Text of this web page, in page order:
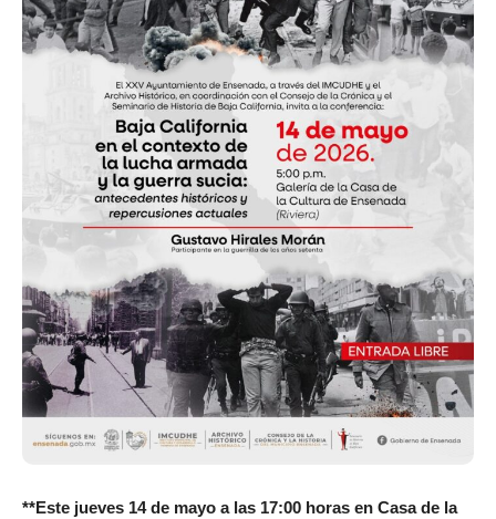
**Este jueves 14 de mayo a las 17:00 horas en Casa de la